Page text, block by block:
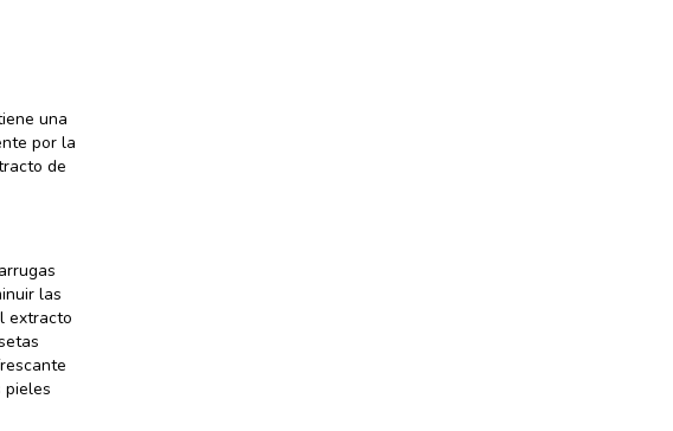
una
por la
de
las
extracto
pieles